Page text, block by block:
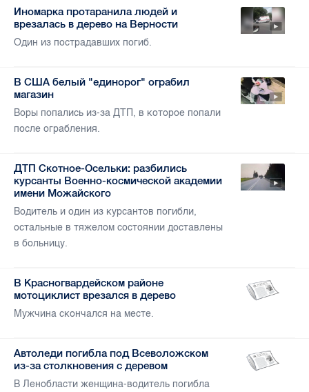
Иномарка протаранила людей и
врезалась в дерево на Верности
Один из пострадавших погиб.
В США белый "единорог" ограбил
магазин
Воры попались из-за ДТП, в которое попали
после ограбления.
ДТП Скотное-Осельки: разбились
курсанты Военно-космической академии
имени Можайского
Водитель и один из курсантов погибли,
остальные в тяжелом состоянии доставлены
в больницу.
В Красногвардейском районе
мотоциклист врезался в дерево
Мужчина скончался на месте.
Автоледи погибла под Всеволожском
из-за столкновения с деревом
В Ленобласти женщина-водитель погибла